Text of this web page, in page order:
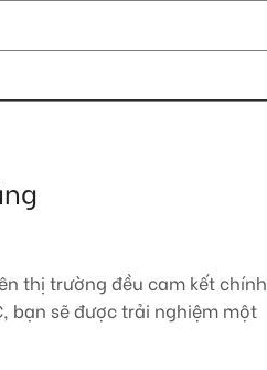
thị trường đều cam kết chính
bạn sẽ được trải nghiệm một